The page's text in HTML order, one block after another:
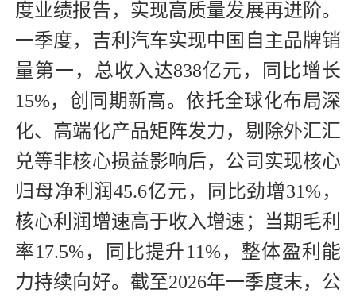
度业绩报告，实现高质量发展再进阶。
一季度，吉利汽车实现中国自主品牌销
量第一，总收入达838亿元，同比增长
15%，创同期新高。依托全球化布局深
化、高端化产品矩阵发力，剔除外汇汇
兑等非核心损益影响后，公司实现核心
归母净利润45.6亿元，同比劲增31%，
核心利润增速高于收入增速；当期毛利
率17.5%，同比提升11%，整体盈利能
力持续向好。截至2026年一季度末，公